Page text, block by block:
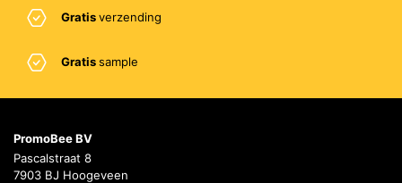
Gratisverzending
Gratissample
PromoBee BV
Pascalstraat 8
7903 BJ Hoogeveen